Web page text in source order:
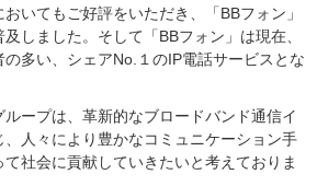
いてもご好評をいただき、「BBフォン」
しました。そして「BBフォン」は現在、
多い、シェアNo.１のIP電話サービスとな
ープは、革新的なブロードバンド通信イ
、人々により豊かなコミュニケーション手
社会に貢献していきたいと考えておりま